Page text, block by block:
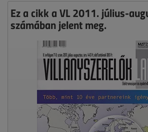
Ez a cikk a VL 2011. július-
számában jelent meg.